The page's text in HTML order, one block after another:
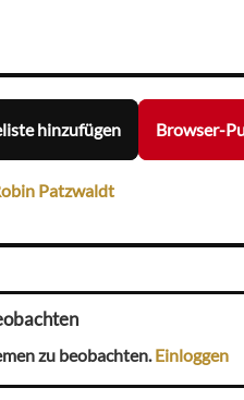
hinzufügen Browser-
Patzwaldt
zu beobachten.Einloggen